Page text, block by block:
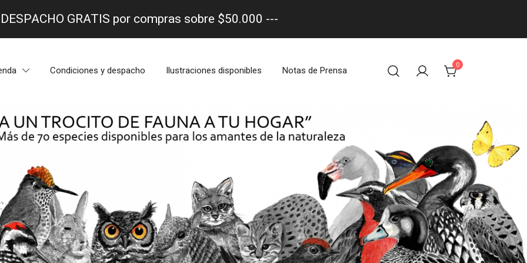
Condiciones y despacho Ilustraciones disponibles Notas de Prensa
0
GRATIS por compras sobre $50.000 ---